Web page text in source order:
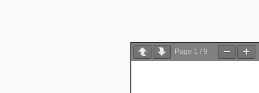
Page 1 / 9